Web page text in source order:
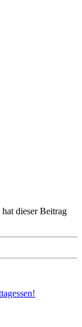
dieser Beitrag